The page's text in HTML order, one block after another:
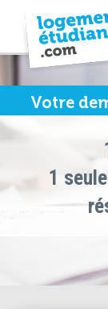
Votre
1